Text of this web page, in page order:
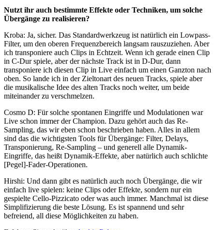
Nutzt ihr auch bestimmte Effekte oder Techniken, um solche
Übergänge zu realisieren?
Kroba: Ja, sicher. Das Standardwerkzeug ist natürlich ein Lowpass-
Filter, um den oberen Frequenzbereich langsam rauszuziehen. Aber
ich transponiere auch Clips in Echtzeit. Wenn ich gerade einen Clip
in C-Dur spiele, aber der nächste Track ist in D-Dur, dann
transponiere ich diesen Clip in Live einfach um einen Ganzton nach
oben. So lande ich in der Zieltonart des neuen Tracks, spiele aber
die musikalische Idee des alten Tracks noch weiter, um beide
miteinander zu verschmelzen.
Cosmo D: Für solche spontanen Eingriffe und Modulationen war
Live schon immer der Champion. Dazu gehört auch das Re-
Sampling, das wir eben schon beschrieben haben. Alles in allem
sind das die wichtigsten Tools für Übergänge: Filter, Delays,
Transponierung, Re-Sampling – und generell alle Dynamik-
Eingriffe, das heißt Dynamik-Effekte, aber natürlich auch schlichte
[Pegel]-Fader-Operationen.
Hirshi: Und dann gibt es natürlich auch noch Übergänge, die wir
einfach live spielen: keine Clips oder Effekte, sondern nur ein
gespielte Cello-Pizzicato oder was auch immer. Manchmal ist diese
Simplifizierung die beste Lösung. Es ist spannend und sehr
befreiend, all diese Möglichkeiten zu haben.